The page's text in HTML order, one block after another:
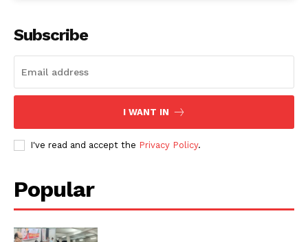
Subscribe
I WANT IN
I've read and accept the Privacy Policy.
Popular